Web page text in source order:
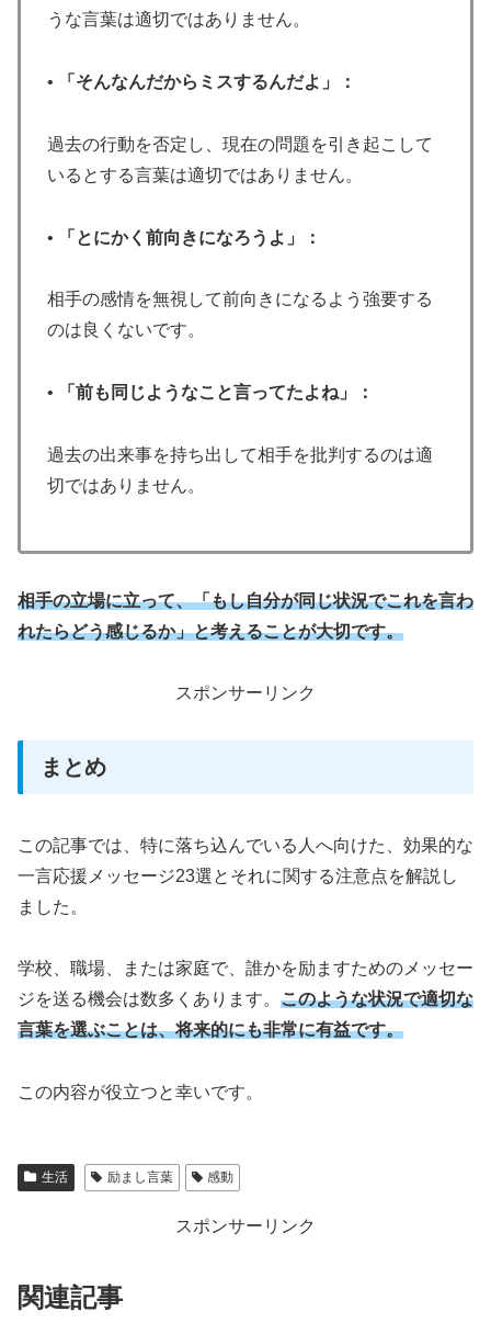
うな言葉は適切ではありません。
• 「そんなんだからミスするんだよ」：
過去の行動を否定し、現在の問題を引き起こして
いるとする言葉は適切ではありません。
• 「とにかく前向きになろうよ」：
相手の感情を無視して前向きになるよう強要する
のは良くないです。
• 「前も同じようなこと言ってたよね」：
過去の出来事を持ち出して相手を批判するのは適
切ではありません。
相手の立場に立って、「もし自分が同じ状況でこれを言わ
れたらどう感じるか」と考えることが大切です。
スポンサーリンク
まとめ
この記事では、特に落ち込んでいる人へ向けた、効果的な
一言応援メッセージ23選とそれに関する注意点を解説し
ました。
学校、職場、または家庭で、誰かを励ますためのメッセー
ジを送る機会は数多くあります。 このような状況で適切な
言葉を選ぶことは、将来的にも非常に有益です。
この内容が役立つと幸いです。
生活 励まし言葉 感動
スポンサーリンク
関連記事